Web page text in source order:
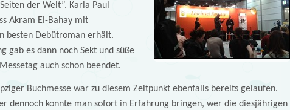
der Welt”. Karla Paul
Akram El-Bahay mit
besten Debütroman erhält.
gab es dann noch Sekt und süße
auch schon beendet.
Buchmesse war zu diesem Zeitpunkt ebenfalls bereits gelaufen.
dennoch konnte man sofort in Erfahrung bringen, wer die diesjährigen